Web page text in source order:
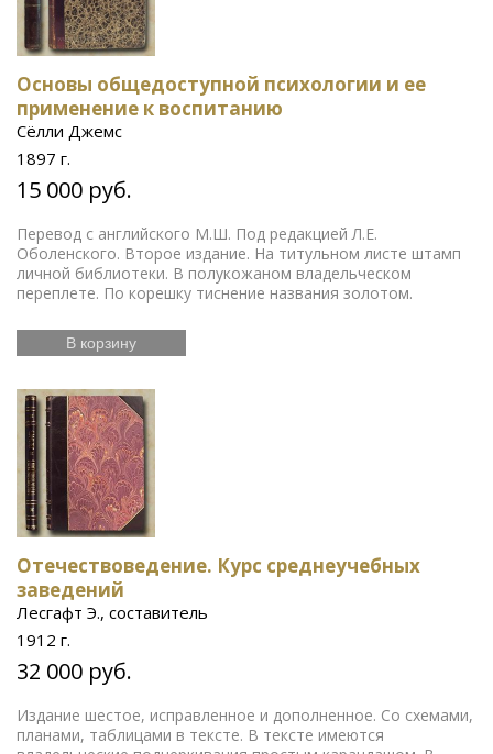
Основы общедоступной психологии и ее
применение к воспитанию
Сёлли Джемс
1897 г.
15 000 руб.
Перевод с английского М.Ш. Под редакцией Л.Е.
Оболенского. Второе издание. На титульном листе штамп
личной библиотеки. В полукожаном владельческом
переплете. По корешку тиснение названия золотом.
В корзину
Отечествоведение. Курс среднеучебных
заведений
Лесгафт Э., составитель
1912 г.
32 000 руб.
Издание шестое, исправленное и дополненное. Со схемами,
планами, таблицами в тексте. В тексте имеются